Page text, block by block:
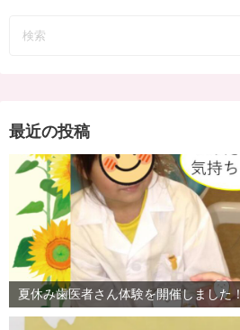
最近の投稿
夏休み歯医者さん体験を開催しました！